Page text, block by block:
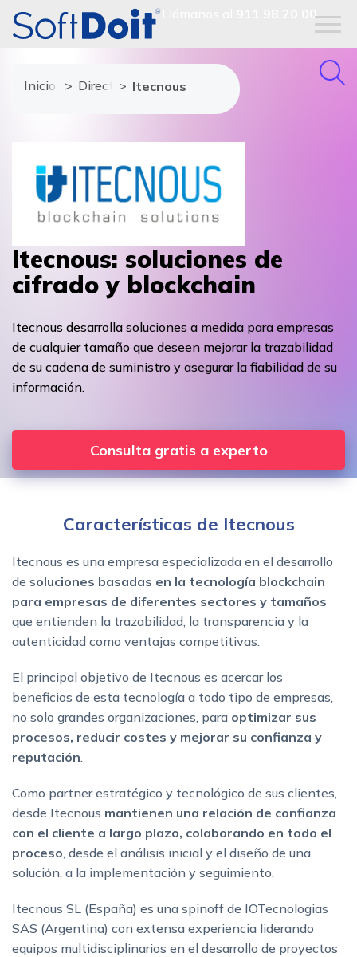
911 98 20 00
Inicio Directorio de proveedores
Itecnous
Itecnous: soluciones de
cifrado y blockchain
Itecnous desarrolla soluciones a medida para empresas
de cualquier tamaño que deseen mejorar la trazabilidad
de su cadena de suministro y asegurar la fiabilidad de su
información.
Consulta gratis a experto
Características de Itecnous
Itecnous es una empresa especializada en el desarrollo
de soluciones basadas en la tecnología blockchain
para empresas de diferentes sectores y tamaños
que entienden la trazabilidad, la transparencia y la
autenticidad como ventajas competitivas.
El principal objetivo de Itecnous es acercar los
beneficios de esta tecnología a todo tipo de empresas,
no solo grandes organizaciones, para optimizar sus
procesos, reducir costes y mejorar su confianza y
reputación
Como partner estratégico y tecnológico de sus clientes,
desde Itecnous mantienen una relación de confianza
con el cliente a largo plazo, colaborando en todo el
proceso , desde el análisis inicial y el diseño de una
solución, a la implementación y seguimiento.
Itecnous SL (España) es una spinoff de IOTecnologias
SAS (Argentina) con extensa experiencia liderando
equipos multidisciplinarios en el desarrollo de proyectos